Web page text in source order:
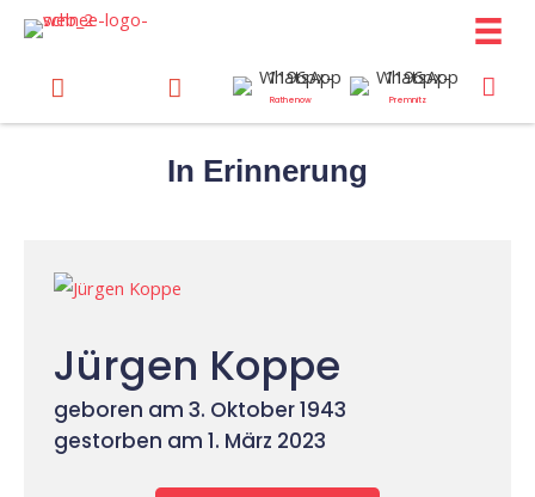
Zum
Inhalt
springen
Rathenow Premnitz
In Erinnerung
Jürgen Koppe
geboren am 3. Oktober 1943
gestorben am 1. März 2023